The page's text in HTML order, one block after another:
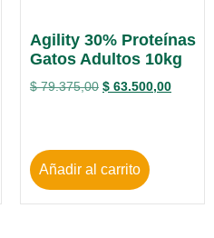
Agility 30% Proteínas
Gatos Adultos 10kg
$79.375,00 $ 63.500,00
Añadir al carrito